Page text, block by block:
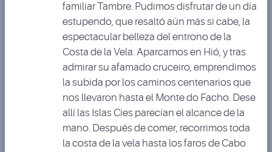
familiar Tambre. Pudimos disfrutar de un día
estupendo, que resaltó aún más si cabe, la
espectacular belleza del entrono de la
Costa de la Vela. Aparcamos en Hió, y tras
admirar su afamado cruceiro, emprendimos
la subida por los caminos centenarios que
nos llevaron hasta el Monte do Facho. Dese
allí las Islas Cíes parecían el alcance de la
mano. Después de comer, recorrimos toda
la costa de la vela hasta los faros de Cabo